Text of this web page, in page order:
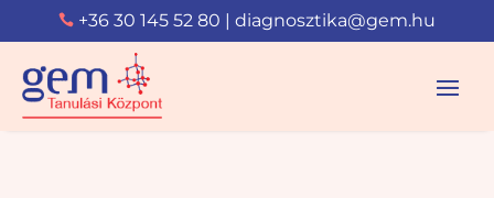
 +36 30 145 52 80 | diagnosztika@gem.hu